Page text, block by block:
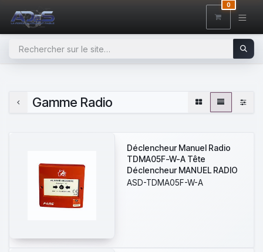
0
Gamme Radio
Déclencheur Manuel Radio
TDMA05F-W-A Tête
Déclencheur MANUEL RADIO
sans socle
ASD-TDMA05F-W-A